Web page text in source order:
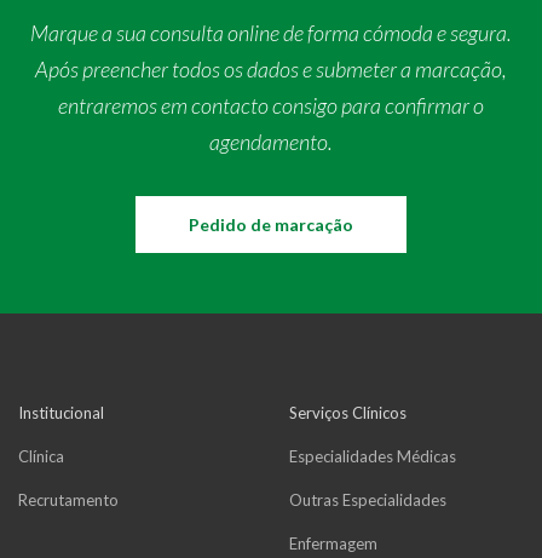
Marque a sua consulta online de forma cómoda e segura.
Após preencher todos os dados e submeter a marcação,
entraremos em contacto consigo para confirmar o
agendamento.
Pedido de marcação
Institucional
Clínica
Recrutamento
Serviços Clínicos
Especialidades Médicas
Outras Especialidades
Enfermagem